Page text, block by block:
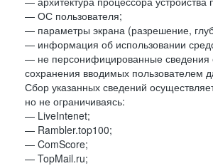
— ОС пользователя;
— параметры экрана (разрешение,
— информация об использовании
— не персонифицированные сведения
сохранения вводимых пользователем
Сбор указанных сведений
но не ограничиваясь:
— LiveIntenet;
— Rambler.top100;
— ComScore;
— TopMail.ru;